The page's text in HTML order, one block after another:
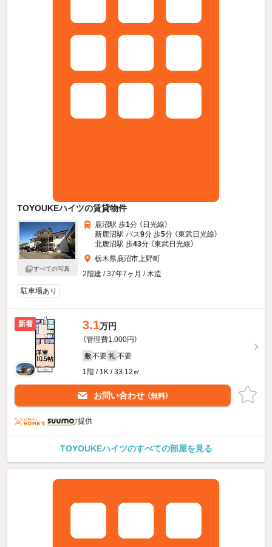
TOYOUKEハイツの賃貸物件
すべての写真
鹿沼駅 歩1分 （日光線）
新鹿沼駅 バス9分 歩5分 （東武日光線）
北鹿沼駅 歩43分 （東武日光線）
栃木県鹿沼市上野町
2階建 / 37年7ヶ月 / 木造
駐車場あり
新着 3.1万円
（管理費1,000円）
敷 不要 礼 不要
1階 / 1K / 33.12㎡
お問い合わせ （無料）
提供
TOYOUKEハイツのすべての部屋を見る